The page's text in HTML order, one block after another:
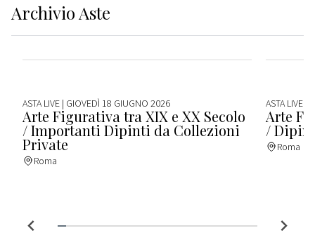
Archivio Aste
ASTA LIVE | GIOVEDÌ 18 GIUGNO 2026
Arte Figurativa tra XIX e XX Secolo
/ Importanti Dipinti da Collezioni
Private
Roma
ASTA LIVE
Arte
/
Roma